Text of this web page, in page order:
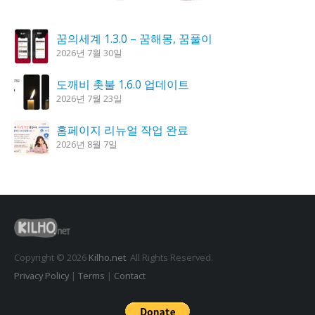
꿈의세계 1.3.0 – 꿈해몽, 꿈풀이
2026년 7월 30일
도깨비 촛불 1.6.0 업데이트
2026년 7월 23일
홈페이지 리뉴얼 작업 완료
2026년 8월 7일
시크릿DNS 3.9.3 업데이트
2026년 7월 30일
Copyright © 2026 Kilho.net. All Rights Reserved.
Privacy Policy| Terms | Contact